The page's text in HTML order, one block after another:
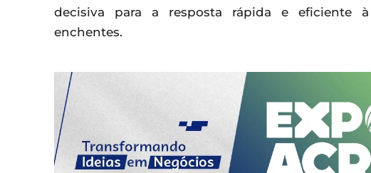
decisiva para a resposta rápida e eficiente
enchentes.